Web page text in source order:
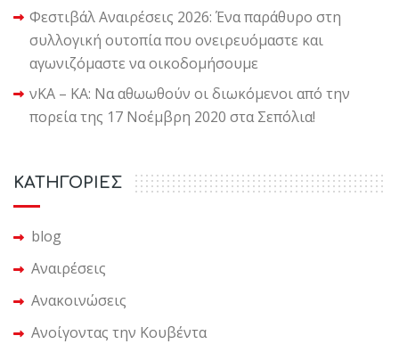
Φεστιβάλ Αναιρέσεις 2026: Ένα παράθυρο στη
συλλογική ουτοπία που ονειρευόμαστε και
αγωνιζόμαστε να οικοδομήσουμε
νΚΑ – ΚΑ: Να αθωωθούν οι διωκόμενοι από την
πορεία της 17 Νοέμβρη 2020 στα Σεπόλια!
KΑΤΗΓΟΡΙΕΣ
blog
Αναιρέσεις
Ανακοινώσεις
Ανοίγοντας την Κουβέντα